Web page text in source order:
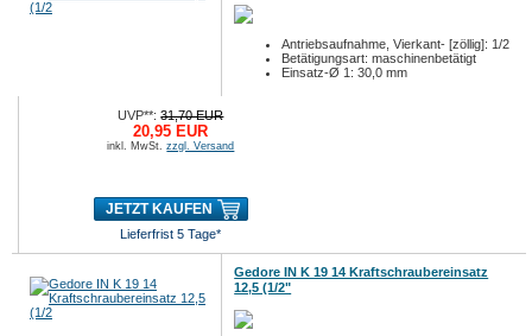
Antriebsaufnahme, Vierkant- [zöllig]: 1/2
Betätigungsart: maschinenbetätigt
Einsatz-Ø 1: 30,0 mm
UVP**:31,70 EUR
20,95 EUR
inkl. MwSt.zzgl. Versand
JETZT KAUFEN
Lieferfrist 5 Tage*
Gedore IN K 19 14 Kraftschraubereinsatz
12,5 (1/2"